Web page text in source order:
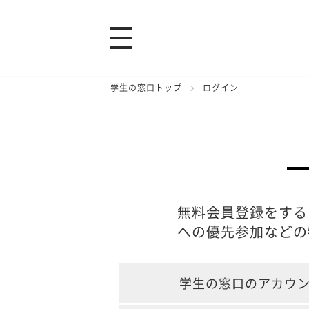
学生の窓口トップ ログイン
無料会員登録をす
への優先参加など
学生の窓口のアカウ